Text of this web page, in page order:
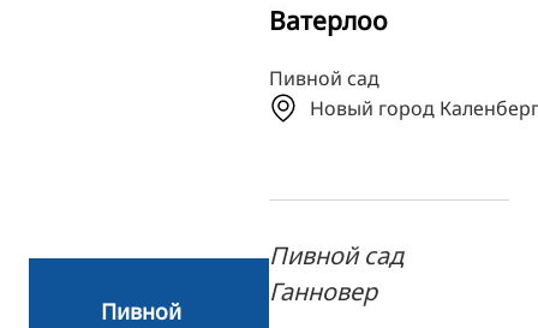
Ватерлоо
Пивной сад
Новый город
Пивной сад
Ганновер
Пивной